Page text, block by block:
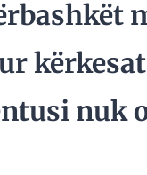
nuk